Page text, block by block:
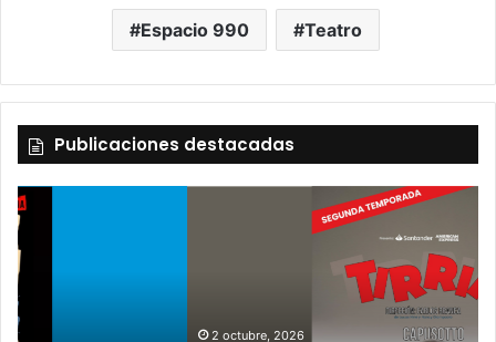
Espacio 990 Teatro
Publicaciones destacadas